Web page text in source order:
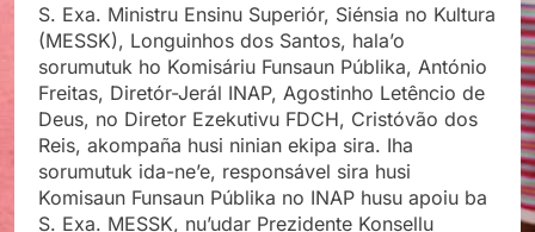
S. Exa. Ministru Ensinu Superiór, Siénsia no Kultura
(MESSK), Longuinhos dos Santos, hala’o
sorumutuk ho Komisáriu Funsaun Públika, António
Freitas, Diretór-Jerál INAP, Agostinho Letêncio de
Deus, no Diretor Ezekutivu FDCH, Cristóvão dos
Reis, akompaña husi ninian ekipa sira. Iha
sorumutuk ida-ne’e, responsável sira husi
Komisaun Funsaun Públika no INAP husu apoiu ba
S. Exa. MESSK, nu’udar Prezidente Konsellu